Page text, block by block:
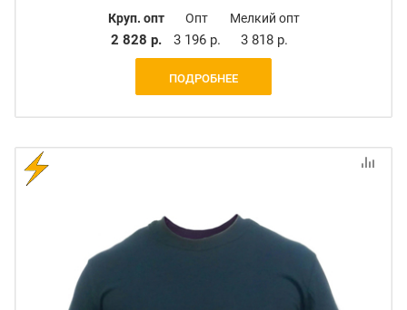
Круп. опт
2 828 р.
Опт
3 196 р.
Мелкий опт
3 818 р.
ПОДРОБНЕЕ